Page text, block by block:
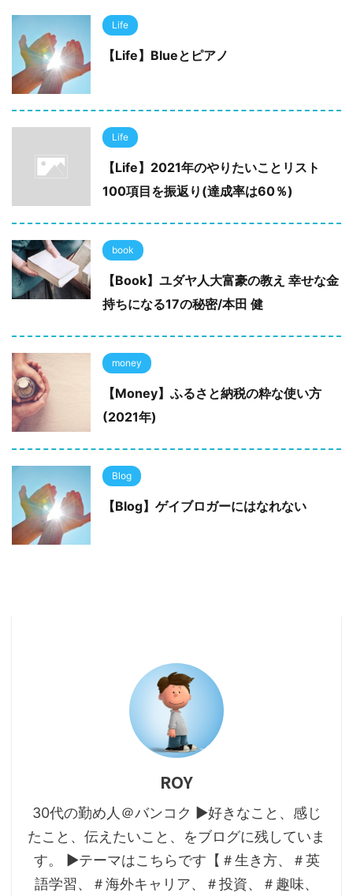
Life
【Life】Blueとピアノ
Life
【Life】2021年のやりたいことリスト
100項目を振返り(達成率は60％)
book
【Book】ユダヤ人大富豪の教え 幸せな金
持ちになる17の秘密/本田 健
money
【Money】ふるさと納税の粋な使い方
(2021年)
Blog
【Blog】ゲイブロガーにはなれない
ROY
30代の勤め人＠バンコク ▶好きなこと、感じ
たこと、伝えたいこと、をブログに残していま
す。 ▶テーマはこちらです【＃生き方、＃英
語学習、＃海外キャリア、＃投資、＃趣味、